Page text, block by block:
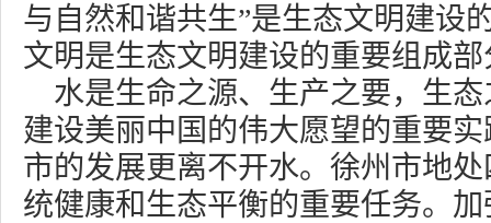
与自然和谐共生”是生态文明建设
文明是生态文明建设的重要组成部
水是生命之源、生产之要，生
建设美丽中国的伟大愿望的重要
市的发展更离不开水。徐州市地
统健康和生态平衡的重要任务。